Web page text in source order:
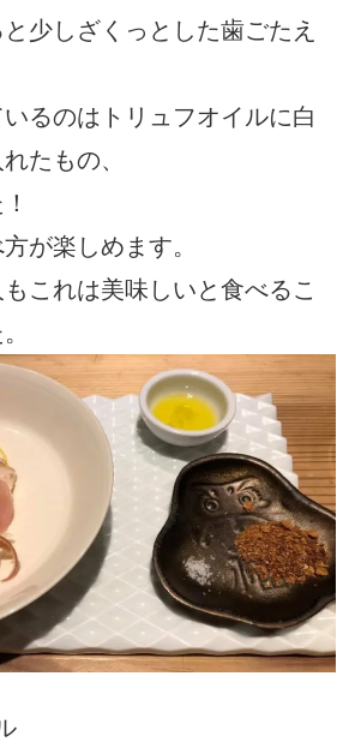
少しざくっとした歯ごたえ
るのはトリュフオイルに白
たもの、
が楽しめます。
これは美味しいと食べるこ